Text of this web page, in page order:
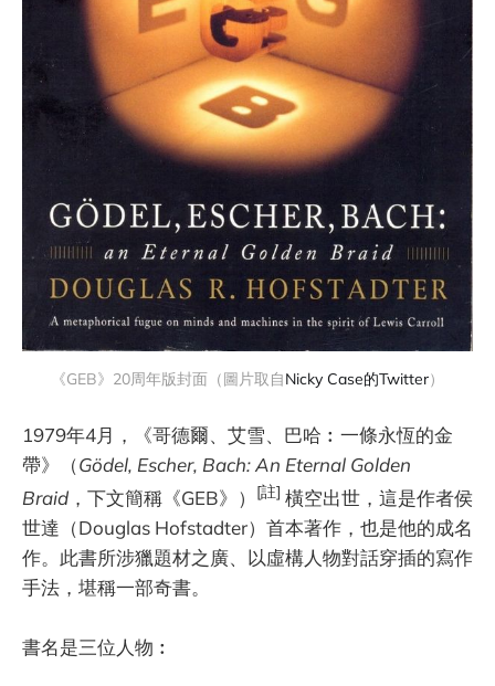
《GEB》20周年版封面（圖片取自Nicky Case的Twitter）
1979年4月，《哥德爾、艾雪、巴哈︰一條永恆的金
帶》（Gödel, Escher, Bach: An Eternal Golden
Braid ，下文簡稱《GEB》） [註] 橫空出世，這是作者侯
世達（Douglas Hofstadter）首本著作，也是他的成名
作。此書所涉獵題材之廣、以虛構人物對話穿插的寫作
手法，堪稱一部奇書。
書名是三位人物︰